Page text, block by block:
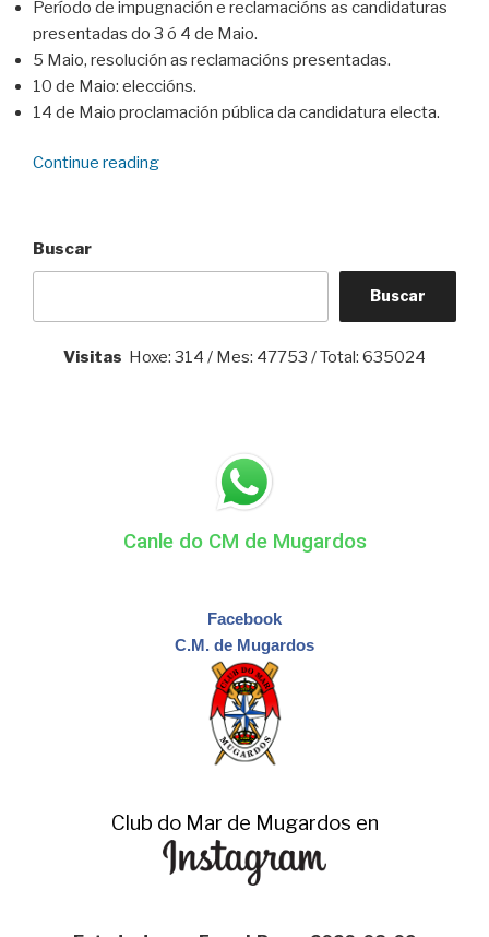
Período de impugnación e reclamacións as candidaturas
presentadas do 3 ó 4 de Maio.
5 Maio, resolución as reclamacións presentadas.
10 de Maio: eleccións.
14 de Maio proclamación pública da candidatura electa.
Continue reading“Calendario
Buscar
Buscar
Visitas Hoxe: 314 / Mes: 47753 / Total: 635024
Canle do CM de Mugardos
Facebook
C.M. de Mugardos
Club do Mar de Mugardos en